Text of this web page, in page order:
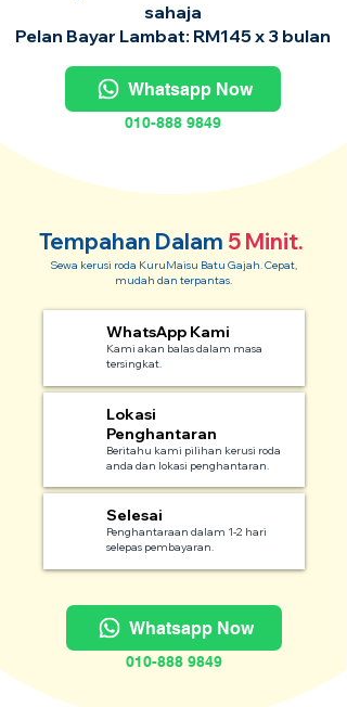
sahaja
Pelan Bayar Lambat: RM145 x 3 bulan
Whatsapp Now
010-888 9849
Tempahan Dalam 5 Minit.
Sewa kerusi roda KuruMaisu Batu Gajah. Cepat,
mudah dan terpantas.
WhatsApp Kami
Kami akan balas dalam masa
tersingkat.
Lokasi
Penghantaran
Beritahu kami pilihan kerusi roda
anda dan lokasi penghantaran.
Selesai
Penghantaraan dalam 1-2 hari
selepas pembayaran.
Whatsapp Now
010-888 9849